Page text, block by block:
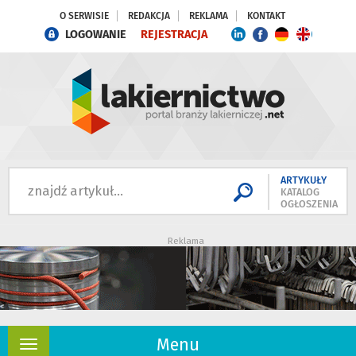
O SERWISIE REDAKCJA REKLAMA KONTAKT
LOGOWANIE REJESTRACJA
ARTYKUŁY
KATALOG
OGŁOSZENIA
Reklama
Menu
Rozwiń